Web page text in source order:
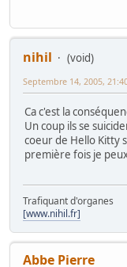
nihil
(void)
Septembre 14, 2005,
Ca c'est la
Un coup ils se
coeur de Hello Kitty
première fois je
Trafiquant d'organes
[www.nihil.fr]
Abbe Pierre